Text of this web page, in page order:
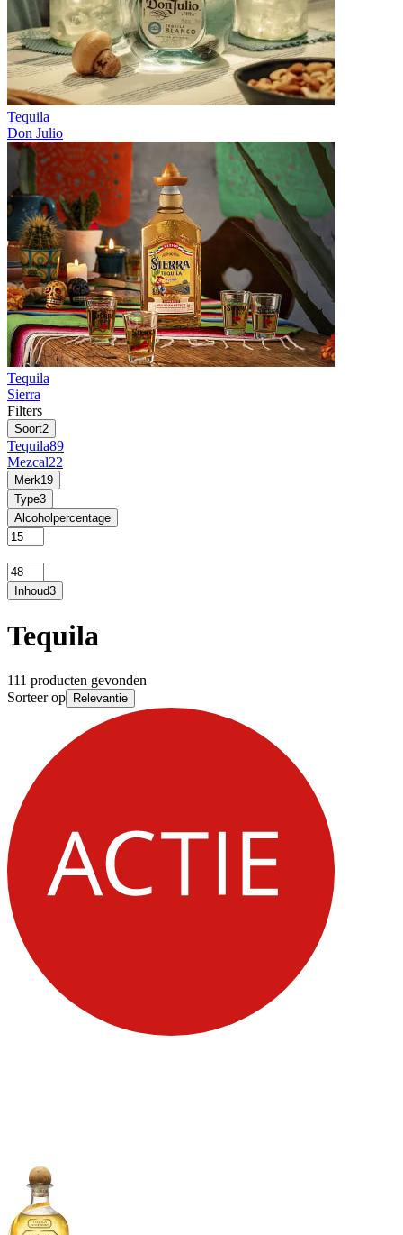
Tequila
Don Julio
Tequila
Sierra
Filters
Soort2
Tequila89
Mezcal22
Merk19
Type3
Alcoholpercentage
Inhoud3
Tequila
111 producten gevonden
Sorteer op
Relevantie